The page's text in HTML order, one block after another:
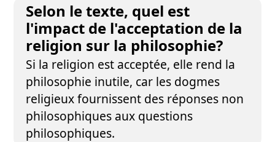
Selon le texte, quel est
l'impact de l'acceptation de la
religion sur la philosophie?
Si la religion est acceptée, elle rend la
philosophie inutile, car les dogmes
religieux fournissent des réponses non
philosophiques aux questions
philosophiques.